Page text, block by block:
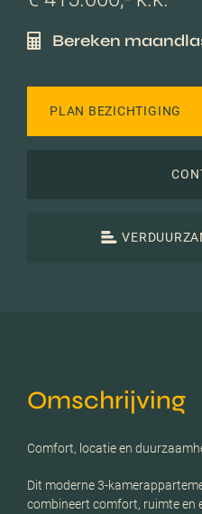
Bereken
PLAN BEZICHTIGING
Omschrijving
Comfort, locatie en
Dit moderne 3-
combineert comfort, ruimte en